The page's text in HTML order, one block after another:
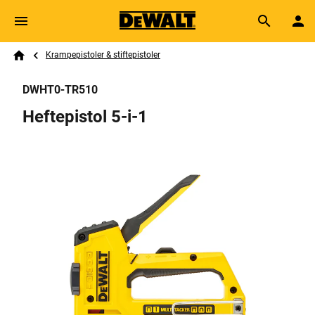
Skip to main content
Search
Breadcrumb
Krampepistoler & stiftepistoler
DWHT0-TR510
Heftepistol 5-i-1